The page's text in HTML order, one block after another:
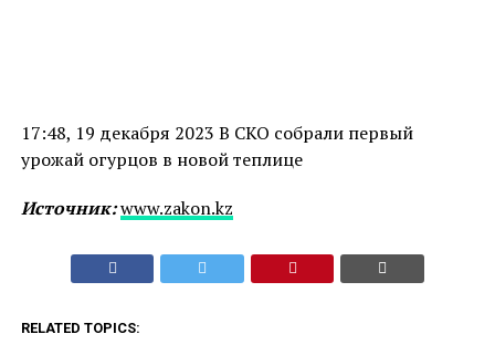
17:48, 19 декабря 2023 В СКО собрали первый
урожай огурцов в новой теплице
Источник:www.zakon.kz
RELATED TOPICS: